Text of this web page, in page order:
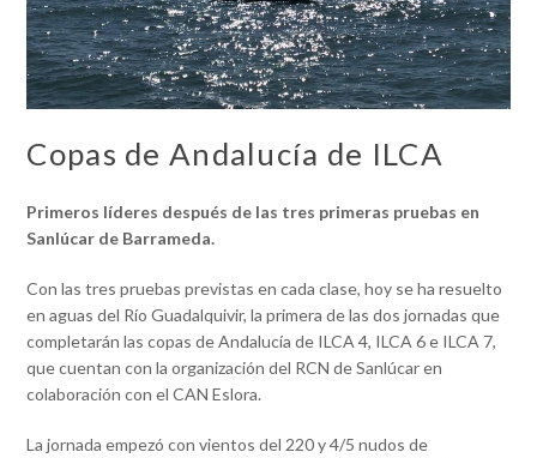
Copas de Andalucía de ILCA
Primeros líderes después de las tres primeras pruebas en
Sanlúcar de Barrameda.
Con las tres pruebas previstas en cada clase, hoy se ha resuelto
en aguas del Río Guadalquivir, la primera de las dos jornadas que
completarán las copas de Andalucía de ILCA 4, ILCA 6 e ILCA 7,
que cuentan con la organización del RCN de Sanlúcar en
colaboración con el CAN Eslora.
La jornada empezó con vientos del 220 y 4/5 nudos de